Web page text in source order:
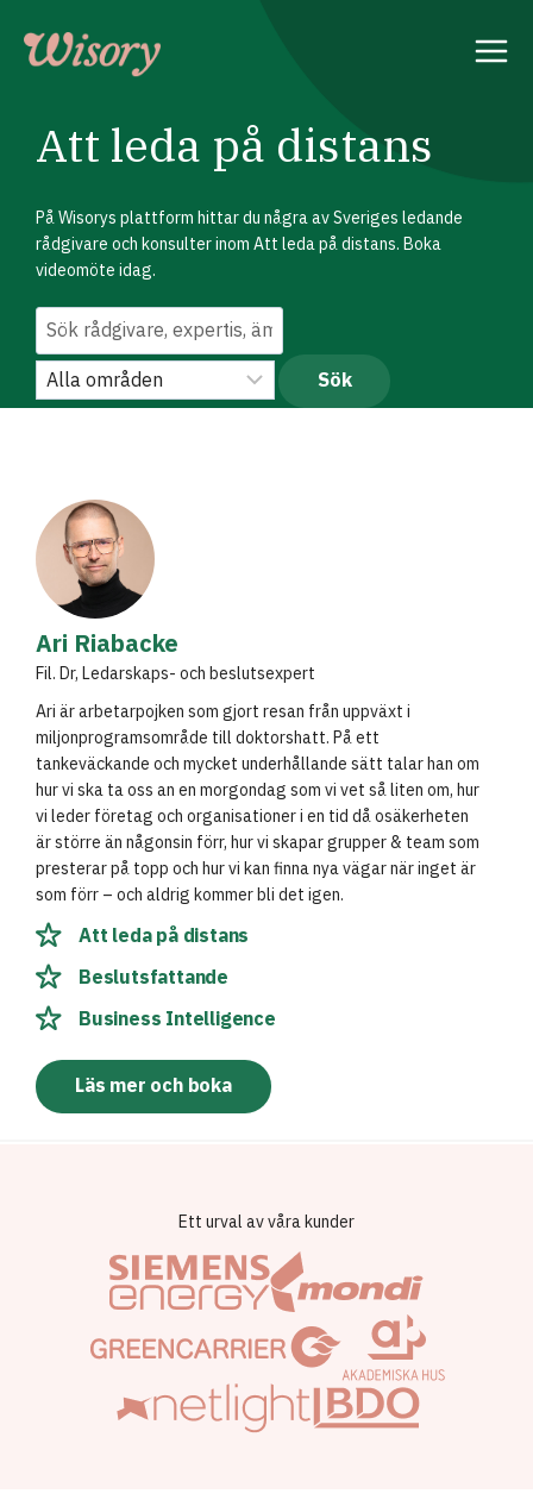
content
Att leda på distans
På Wisorys plattform hittar du några av Sveriges ledande
rådgivare och konsulter inom Att leda på distans. Boka
videomöte idag.
Ari Riabacke
Fil. Dr, Ledarskaps- och beslutsexpert
Ari är arbetarpojken som gjort resan från uppväxt i
miljonprogramsområde till doktorshatt. På ett
tankeväckande och mycket underhållande sätt talar han om
hur vi ska ta oss an en morgondag som vi vet så liten om, hur
vi leder företag och organisationer i en tid då osäkerheten
är större än någonsin förr, hur vi skapar grupper & team som
presterar på topp och hur vi kan finna nya vägar när inget är
som förr – och aldrig kommer bli det igen.
Att leda på distans
Beslutsfattande
Business Intelligence
Läs mer och boka
Ett urval av våra kunder